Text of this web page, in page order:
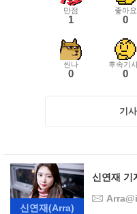
만점
1
좋아요
0
씬나
0
후속기
0
기
신연재(Arra)
신연재 기